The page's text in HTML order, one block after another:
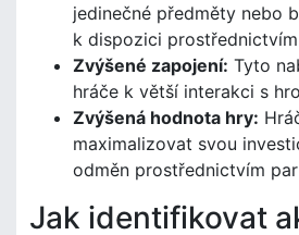
jedinečné předměty nebo
k dispozici
Zvýšené zapojení: Tyto
hráče k větší interakci s
Zvýšená hodnota hry:
maximalizovat svou
odměn prostřednictvím
Jak identifikovat